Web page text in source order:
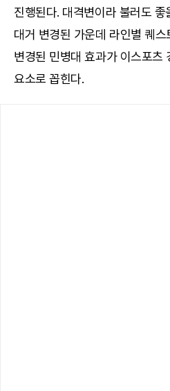
진행된다. 대격변이라 불러도
대거 변경된 가운데 라인별 퀘스
변경된 민병대 효과가 이스포츠
요소로 꼽힌다.